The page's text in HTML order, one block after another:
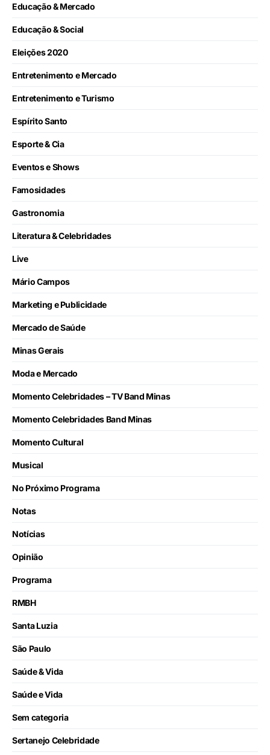
Educação & Mercado
Educação & Social
Eleições 2020
Entretenimento e Mercado
Entretenimento e Turismo
Espírito Santo
Esporte & Cia
Eventos e Shows
Famosidades
Gastronomia
Literatura & Celebridades
Live
Mário Campos
Marketing e Publicidade
Mercado de Saúde
Minas Gerais
Moda e Mercado
Momento Celebridades – TV Band Minas
Momento Celebridades Band Minas
Momento Cultural
Musical
No Próximo Programa
Notas
Notícias
Opinião
Programa
RMBH
Santa Luzia
São Paulo
Saúde & Vida
Saúde e Vida
Sem categoria
Sertanejo Celebridade